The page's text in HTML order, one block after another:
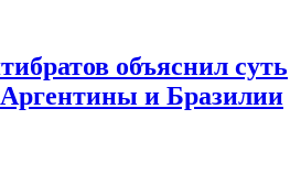
объяснил суть
и Бразилии